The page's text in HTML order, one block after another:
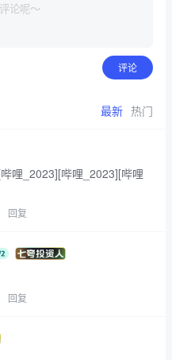
评论
最新 热门
哩_2023][哔哩_2023][哔哩
回复
回复